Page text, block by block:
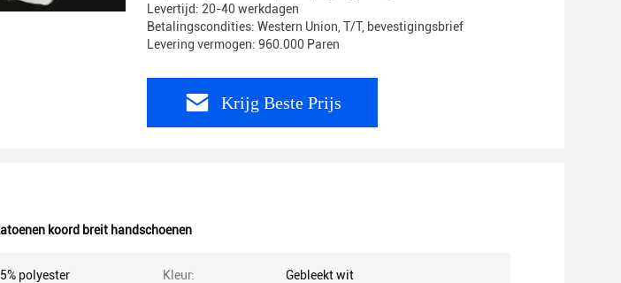
Levertijd: 20-40 werkdagen
Betalingscondities: Western Union, T/T, bevestigingsbrief
Levering vermogen: 960.000 Paren
Krijg Beste Prijs
koord breit handschoenen
polyester Kleur: Gebleekt wit